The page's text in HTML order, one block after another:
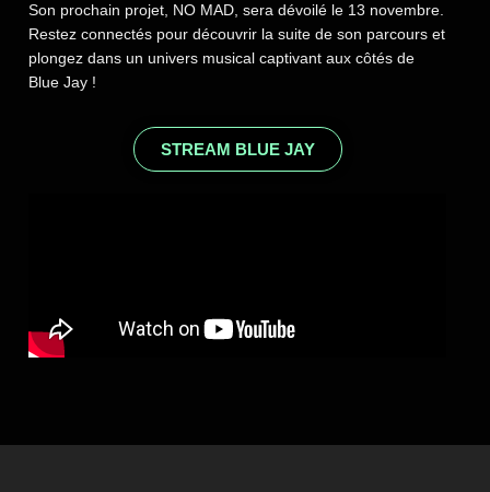
Son prochain projet, NO MAD, sera dévoilé le 13 novembre.
Restez connectés pour découvrir la suite de son parcours et
plongez dans un univers musical captivant aux côtés de
Blue Jay !
STREAM BLUE JAY